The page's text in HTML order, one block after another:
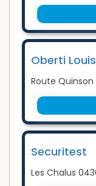
Oberti Louis
Route Quinson
Securitest
Les Chalus